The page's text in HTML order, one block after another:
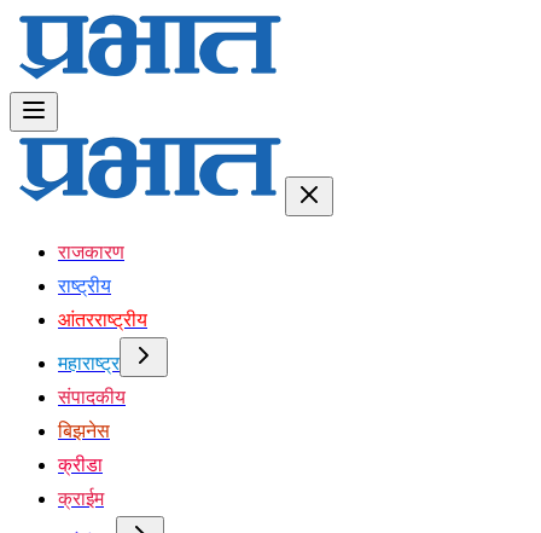
राजकारण
राष्ट्रीय
आंतरराष्ट्रीय
महाराष्ट्र
संपादकीय
बिझनेस
क्रीडा
क्राईम